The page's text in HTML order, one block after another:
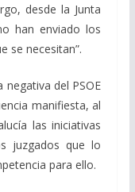
desde la Junta
han enviado los
se necesitan”.
del PSOE
manifiesta, al
las iniciativas
juzgados que lo
para ello.